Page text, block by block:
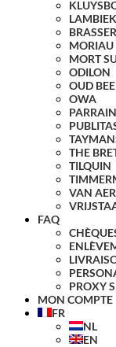
MORIAU
MORT
ODILON
OUD
OWA
PARRAIN
THE
TILQUIN
VAN
FAQ
PROXY
MON COMPTE
FR
NL
EN